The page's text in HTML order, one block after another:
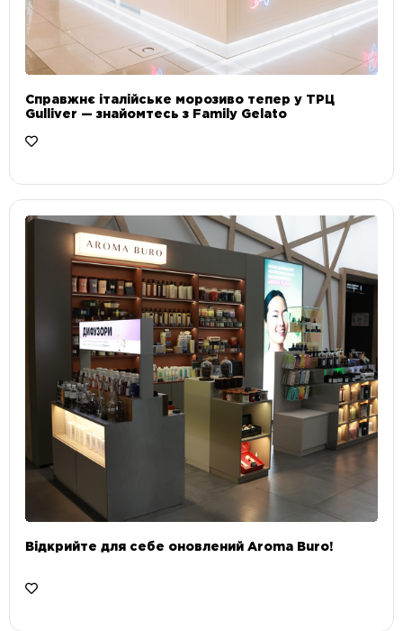
Справжнє італійське морозиво тепер у ТРЦ
Gulliver — знайомтесь з Family Gelato
Відкрийте для себе оновлений Aroma Buro! ⠀